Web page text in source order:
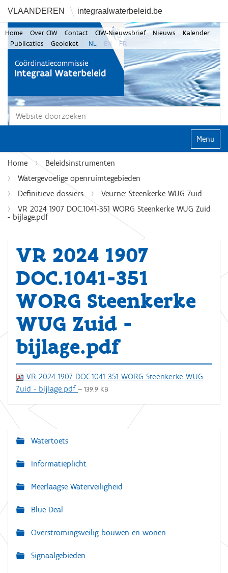
VLAANDEREN integraalwaterbeleid.be
Zoek
Home Over CIW Contact CIW-Nieuwsbrief Nieuws
Kalender
Publicaties
Geoloket NL EN FR
Klap
Home
Beleidsinstrumenten
Watergevoelige openruimtegebieden
Definitieve dossiers
Veurne: Steenkerke WUG Zuid
VR 2024 1907 DOC.1041-351 WORG Steenkerke WUG Zuid
- bijlage.pdf
VR 2024 1907
DOC.1041-351
WORG Steenkerke
WUG Zuid -
bijlage.pdf
VR 2024 1907 DOC.1041-351 WORG Steenkerke WUG
Zuid - bijlage.pdf — 139.9 KB
N
a
i
g
t
Watertoets
Informatieplicht
Meerlaagse Waterveiligheid
Blue Deal
Overstromingsveilig bouwen en wonen
Signaalgebieden